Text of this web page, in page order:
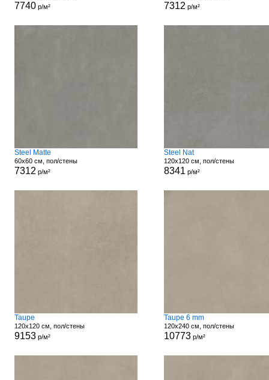
7740р/м² 7312 р/м²
Steel Matte
60x60 см, пол/стены
7312 р/м²
Steel Nat
120x120 см, пол/стены
8341 р/м²
Taupe
120x120 см, пол/стены
9153р/м²
Taupe 6 mm
120x240 см, пол/стены
10773р/м²